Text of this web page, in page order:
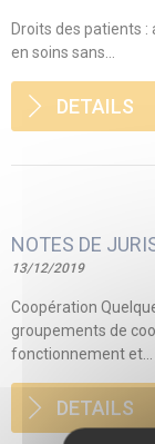
Droits des patients
en soins sans...
DETAILS
NOTES DE
13/12/2019
Coopération
groupements de
fonctionnement et...
DETAILS